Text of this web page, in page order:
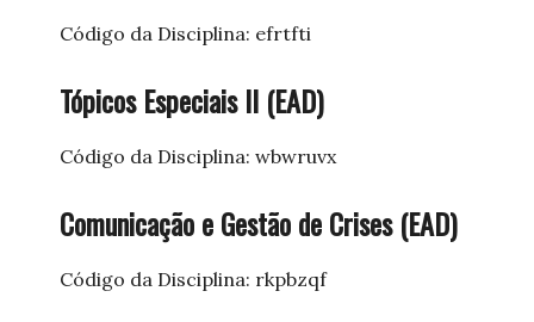
Código da Disciplina: efrtfti
Tópicos Especiais II (EAD)
Código da Disciplina: wbwruvx
Comunicação e Gestão de Crises (EAD)
Código da Disciplina: rkpbzqf